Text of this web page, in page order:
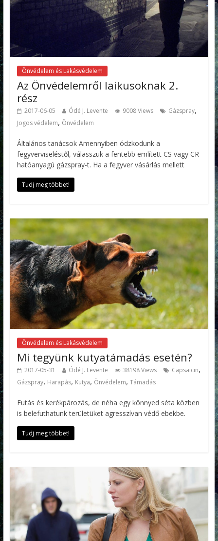
Önvédelem és Lakásvédelem
Az Önvédelemről laikusoknak 2.
rész
2017-06-05 Ódé J. Levente 9008 Views Gázspray,
Jogos védelem, Önvédelem
Általános tanácsok Amennyiben ódzkodunk a
fegyverviseléstől, válasszuk a fentebb említett CS vagy CR
hatóanyagú gázspray-t. Ha a fegyver vásárlás mellett
Tudj meg többet!
Önvédelem és Lakásvédelem
Mi tegyünk kutyatámadás esetén?
2017-05-31 Ódé J. Levente 38198 Views Capsaicin,
Gázspray, Harapás, Kutya, Önvédelem, Támadás
Futás és kerékpározás, de néha egy könnyed séta közben
is belefuthatunk területüket agresszívan védő ebekbe.
Tudj meg többet!